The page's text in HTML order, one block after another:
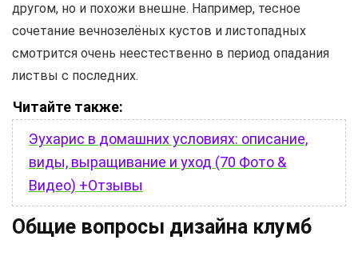
другом, но и похожи внешне. Например, тесное
сочетание вечнозелёных кустов и листопадных
смотрится очень неестественно в период опадания
листвы с последних.
Читайте также:
Эухарис в домашних условиях: описание,
виды, выращивание и уход (70 Фото &
Видео) +Отзывы
Общие вопросы дизайна клумб